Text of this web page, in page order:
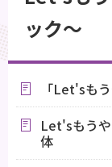
で
すか
ック～
「Let'sも
Let'sもう
体